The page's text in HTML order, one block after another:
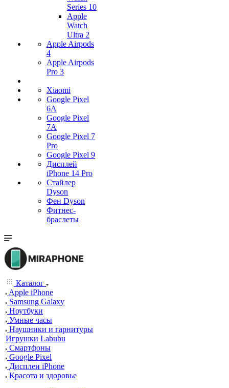
Series 10
Apple
Watch
Ultra 2
Apple Airpods
4
Apple Airpods
Pro 3
Xiaomi
Google Pixel
6A
Google Pixel
7А
Google Pixel 7
Pro
Google Pixel 9
Дисплей
iPhone 14 Pro
Стайлер
Dyson
Фен Dyson
Фитнес-
браслеты
Каталог
Apple iPhone
Samsung Galaxy
Ноутбуки
Умные часы
Наушники и гарнитуры
Игрушки Labubu
Смартфоны
Google Pixel
Дисплеи iPhone
Красота и здоровье